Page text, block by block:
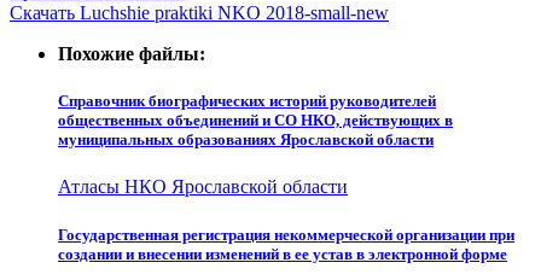
Скачать Luchshie praktiki NKO 2018-small-new
Похожие файлы:
Справочник биографических историй руководителей
общественных объединений и СО НКО, действующих в
муниципальных образованиях Ярославской области
Атласы НКО Ярославской области
Государственная регистрация некоммерческой организации при
создании и внесении изменений в ее устав в электронной форме